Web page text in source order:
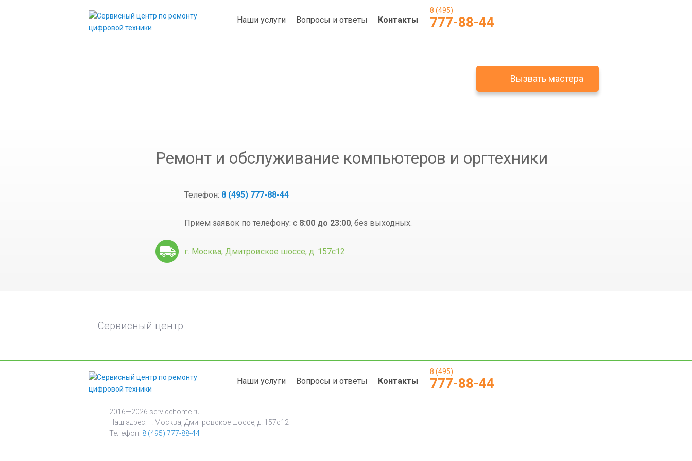
Наши услуги Вопросы и ответы Контакты
8 (495)
777-88-44
Вызвать мастера
Ремонт и обслуживание компьютеров и оргтехники
Телефон: 8 (495) 777-88-44
Прием заявок по телефону: с 8:00 до 23:00, без выходных.
г. Москва, Дмитровское шоссе, д. 157с12
Сервисный центр
Наши услуги Вопросы и ответы Контакты
8 (495)
777-88-44
2016—2026 servicehome.ru
Наш адрес: г. Москва, Дмитровское шоссе, д. 157с12
Телефон: 8 (495) 777-88-44